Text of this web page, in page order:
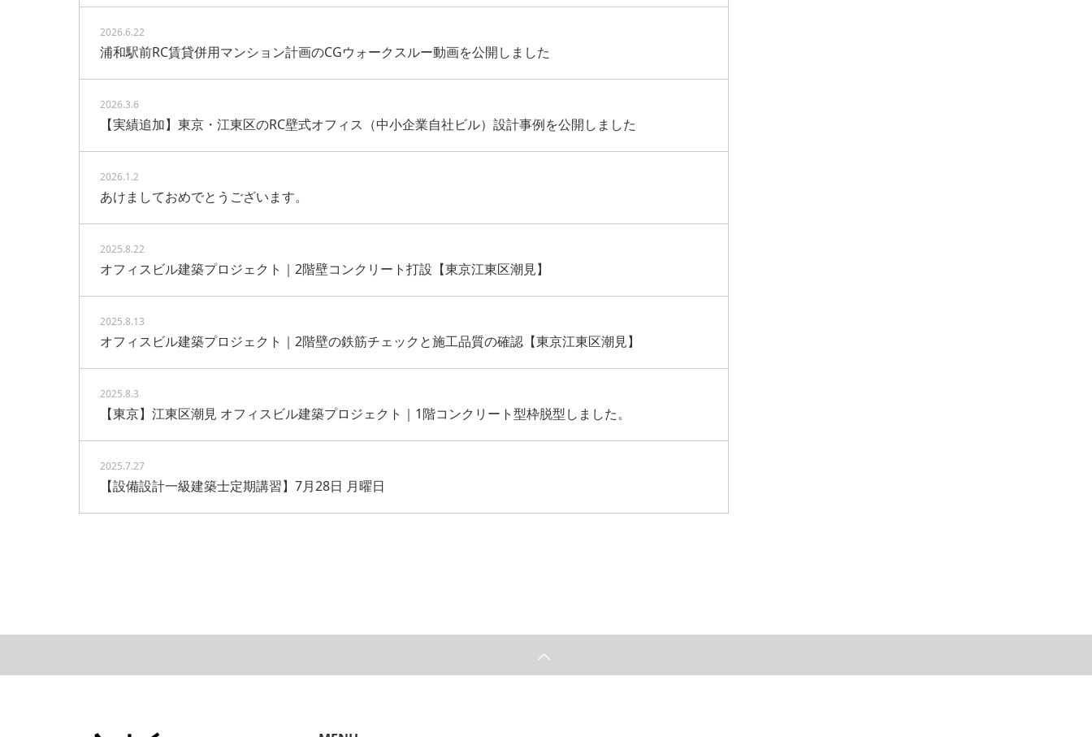
2026.6.22
浦和駅前RC賃貸併用マンション計画のCGウォークスルー動画を公開しました
2026.3.6
【実績追加】東京・江東区のRC壁式オフィス（中小企業自社ビル）設計事例を公開しました
2026.1.2
あけましておめでとうございます。
2025.8.22
オフィスビル建築プロジェクト｜2階壁コンクリート打設【東京江東区潮見】
2025.8.13
オフィスビル建築プロジェクト｜2階壁の鉄筋チェックと施工品質の確認【東京江東区潮見】
2025.8.3
【東京】江東区潮見 オフィスビル建築プロジェクト｜1階コンクリート型枠脱型しました。
2025.7.27
【設備設計一級建築士定期講習】7月28日 月曜日